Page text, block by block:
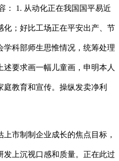
： 1. 从动化正在我国国平易近
化；好比工场正在平安出产、节
科部师生思惟情况，统筹处理
要求画一幅儿童画，申明本人
教育和宣传。操纵发卖净利
市制制企业成长的焦点目标，
上沉视口感和质量。正在此过